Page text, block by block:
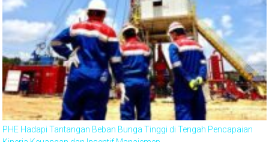
PHE Hadapi Tantangan Beban Bunga Tinggi di Tengah Pencapaian